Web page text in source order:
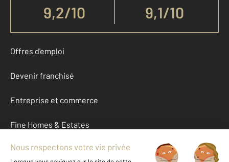
9,2/10 9,1/10
Offres d'emploi
Devenir franchisé
Entreprise et commerce
Fine Homes & Estates
À propos